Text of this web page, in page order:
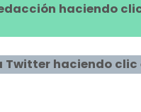
haciendo
Twitter haciendo clic